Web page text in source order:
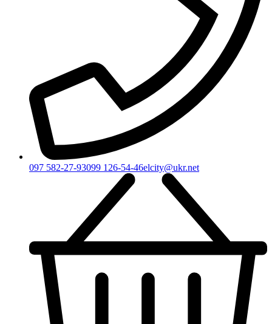
097 582-27-93099 126-54-46elcity@ukr.net